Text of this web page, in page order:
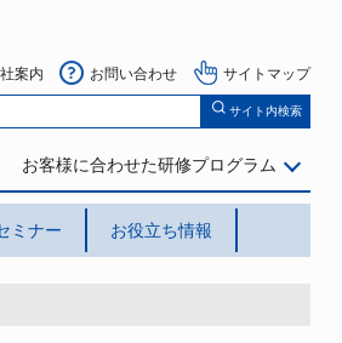
ミナー お役立ち情報
サイト内検索
お客様に合わせた研修プログラム
案内 お問い合わせ サイトマップ